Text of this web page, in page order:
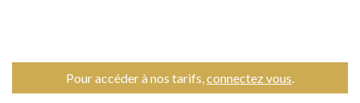
Pour accéder à nos tarifs,connectez vous.